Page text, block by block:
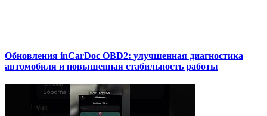
Обновления inCarDoc OBD2: улучшенная диагностика
автомобиля и повышенная стабильность работы